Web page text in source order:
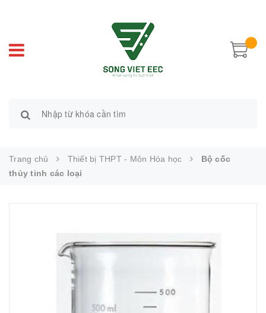
Trang chủ Thiết bị THPT - Môn Hóa học
Bộ cốc
thủy tinh các loại